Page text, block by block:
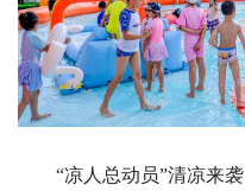
“凉人总动员”清凉来袭